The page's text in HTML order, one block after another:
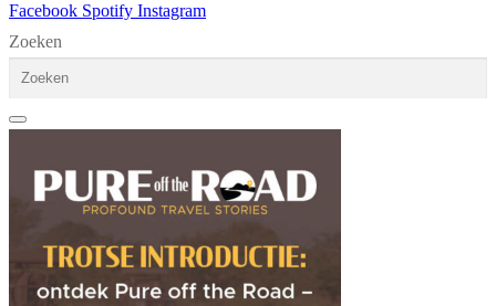
Facebook Spotify Instagram
Zoeken